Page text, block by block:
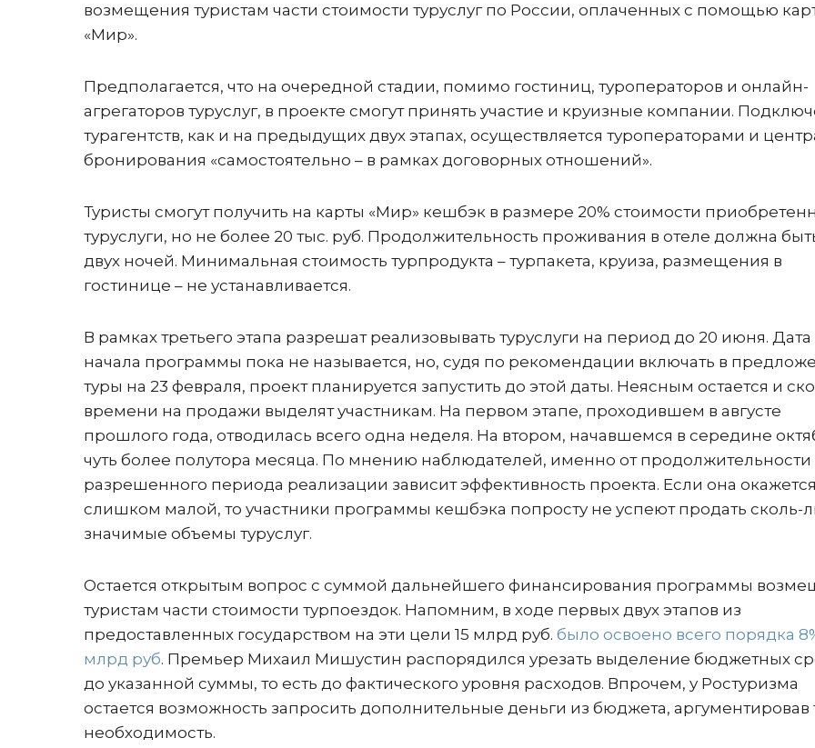
возмещения туристам части стоимости туруслуг по России, оплаченных с помощью
«Мир».
Предполагается, что на очередной стадии, помимо гостиниц, туроператоров и онлайн-
агрегаторов туруслуг, в проекте смогут принять участие и круизные компании.
турагентств, как и на предыдущих двух этапах, осуществляется туроператорами и
бронирования «самостоятельно – в рамках договорных отношений».
Туристы смогут получить на карты «Мир» кешбэк в размере 20% стоимости
туруслуги, но не более 20 тыс. руб. Продолжительность проживания в отеле должна
двух ночей. Минимальная стоимость турпродукта – турпакета, круиза, размещения в
гостинице – не устанавливается.
В рамках третьего этапа разрешат реализовывать туруслуги на период до 20 июня. Дата
начала программы пока не называется, но, судя по рекомендации включать в
туры на 23 февраля, проект планируется запустить до этой даты. Неясным остается и
времени на продажи выделят участникам. На первом этапе, проходившем в августе
прошлого года, отводилась всего одна неделя. На втором, начавшемся в середине
чуть более полутора месяца. По мнению наблюдателей, именно от продолжительности
разрешенного периода реализации зависит эффективность проекта. Если она окажется
слишком малой, то участники программы кешбэка попросту не успеют продать сколь-
значимые объемы туруслуг.
Остается открытым вопрос с суммой дальнейшего финансирования программы
туристам части стоимости турпоездок. Напомним, в ходе первых двух этапов из
предоставленных государством на эти цели 15 млрд руб. было освоено всего порядка
млрд руб. Премьер Михаил Мишустин распорядился урезать выделение бюджетных
до указанной суммы, то есть до фактического уровня расходов. Впрочем, у Ростуризма
остается возможность запросить дополнительные деньги из бюджета, аргументировав
необходимость.